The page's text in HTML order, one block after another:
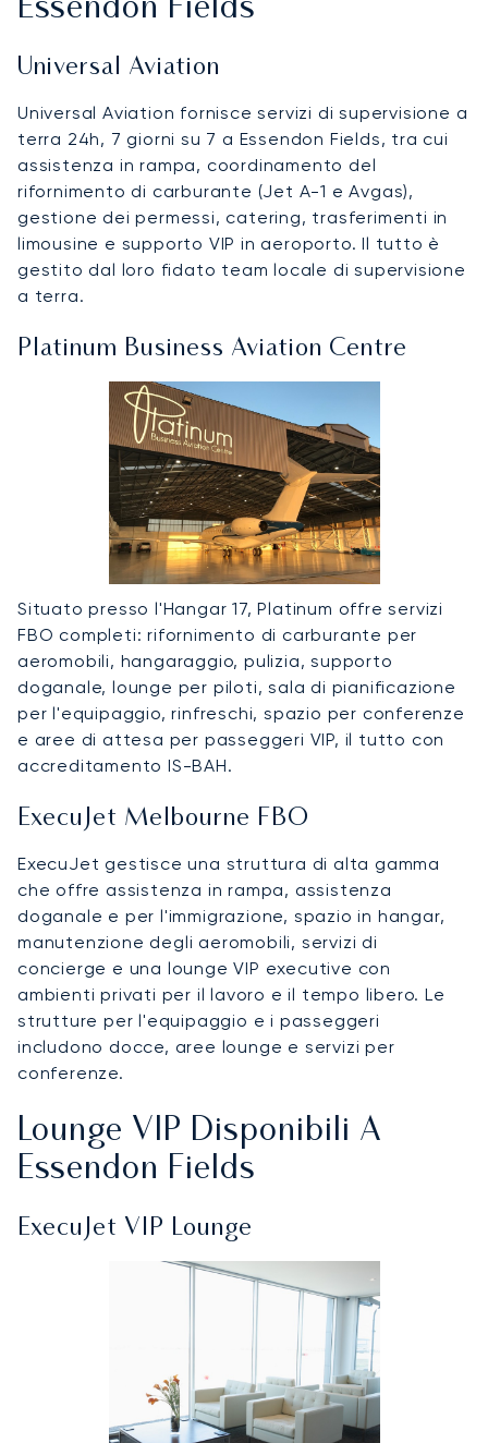
Essendon Fields
Universal Aviation
Universal Aviation fornisce servizi di supervisione a
terra 24h, 7 giorni su 7 a Essendon Fields, tra cui
assistenza in rampa, coordinamento del
rifornimento di carburante (Jet A-1 e Avgas),
gestione dei permessi, catering, trasferimenti in
limousine e supporto VIP in aeroporto. Il tutto è
gestito dal loro fidato team locale di supervisione
a terra.
Platinum Business Aviation Centre
Situato presso l'Hangar 17, Platinum offre servizi
FBO completi: rifornimento di carburante per
aeromobili, hangaraggio, pulizia, supporto
doganale, lounge per piloti, sala di pianificazione
per l'equipaggio, rinfreschi, spazio per conferenze
e aree di attesa per passeggeri VIP, il tutto con
accreditamento IS-BAH.
ExecuJet Melbourne FBO
ExecuJet gestisce una struttura di alta gamma
che offre assistenza in rampa, assistenza
doganale e per l'immigrazione, spazio in hangar,
manutenzione degli aeromobili, servizi di
concierge e una lounge VIP executive con
ambienti privati per il lavoro e il tempo libero. Le
strutture per l'equipaggio e i passeggeri
includono docce, aree lounge e servizi per
conferenze.
Lounge VIP Disponibili A
Essendon Fields
ExecuJet VIP Lounge